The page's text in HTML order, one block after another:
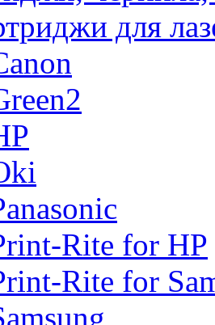
для
Rite for HP
Rite for